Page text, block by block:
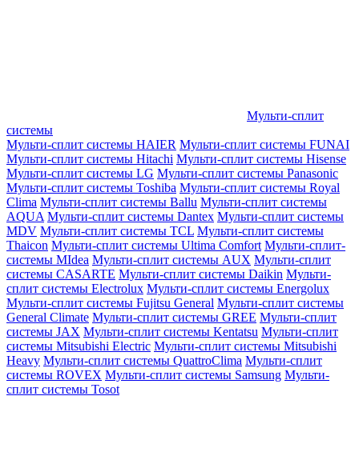
Мульти-сплит
системы
Мульти-сплит системы HAIER Мульти-сплит системы FUNAI
Мульти-сплит системы Hitachi Мульти-сплит системы Hisense
Мульти-сплит системы LG Мульти-сплит системы Panasonic
Мульти-сплит системы Toshiba Мульти-сплит системы Royal
Clima Мульти-сплит системы Ballu Мульти-сплит системы
AQUA Мульти-сплит системы Dantex Мульти-сплит системы
MDV Мульти-сплит системы TCL Мульти-сплит системы
Thaicon Мульти-сплит системы Ultima Comfort Мульти-сплит-
системы MIdea Мульти-сплит системы AUX Мульти-сплит
системы CASARTE Мульти-сплит системы Daikin Мульти-
сплит системы Electrolux Мульти-сплит системы Energolux
Мульти-сплит системы Fujitsu General Мульти-сплит системы
General Climate Мульти-сплит системы GREE Мульти-сплит
системы JAX Мульти-сплит системы Kentatsu Мульти-сплит
системы Mitsubishi Electric Мульти-сплит системы Mitsubishi
Heavy Мульти-сплит системы QuattroClima Мульти-сплит
системы ROVEX Мульти-сплит системы Samsung Мульти-
сплит системы Tosot